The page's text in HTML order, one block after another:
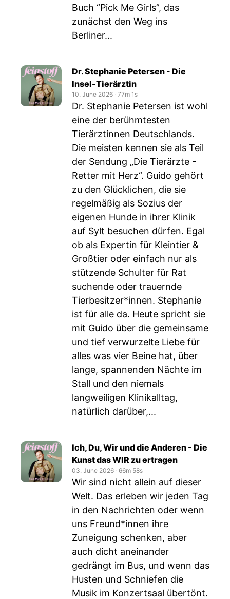
Buch “Pick Me Girls”, das
zunächst den Weg ins
Berliner...
Dr. Stephanie Petersen - Die
Insel-Tierärztin
10. June 2026 ‧ 77m 1s
Dr. Stephanie Petersen ist wohl
eine der berühmtesten
Tierärztinnen Deutschlands.
Die meisten kennen sie als Teil
der Sendung „Die Tierärzte -
Retter mit Herz“. Guido gehört
zu den Glücklichen, die sie
regelmäßig als Sozius der
eigenen Hunde in ihrer Klinik
auf Sylt besuchen dürfen. Egal
ob als Expertin für Kleintier &
Großtier oder einfach nur als
stützende Schulter für Rat
suchende oder trauernde
Tierbesitzer*innen. Stephanie
ist für alle da. Heute spricht sie
mit Guido über die gemeinsame
und tief verwurzelte Liebe für
alles was vier Beine hat, über
lange, spannenden Nächte im
Stall und den niemals
langweiligen Klinikalltag,
natürlich darüber,...
Ich, Du, Wir und die Anderen - Die
Kunst das WIR zu ertragen
03. June 2026 ‧ 66m 58s
Wir sind nicht allein auf dieser
Welt. Das erleben wir jeden Tag
in den Nachrichten oder wenn
uns Freund*innen ihre
Zuneigung schenken, aber
auch dicht aneinander
gedrängt im Bus, und wenn das
Husten und Schniefen die
Musik im Konzertsaal übertönt.